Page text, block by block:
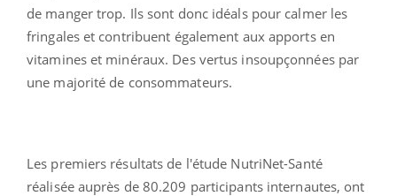
de manger trop. Ils sont donc idéals pour calmer les
fringales et contribuent également aux apports en
vitamines et minéraux. Des vertus insoupçonnées par
une majorité de consommateurs.
Les premiers résultats de l'étude NutriNet-Santé
réalisée auprès de 80.209 participants internautes, ont